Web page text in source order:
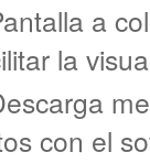
a
la
con el